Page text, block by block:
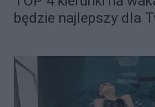
będzie najlepszy dla